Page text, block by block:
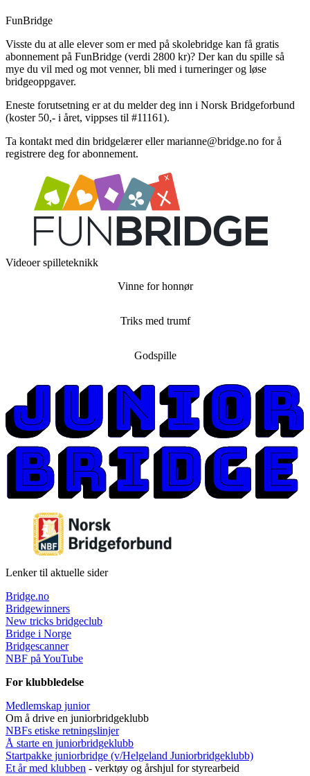
FunBridge
Visste du at alle elever som er med på skolebridge kan få gratis
abonnement på FunBridge (verdi 2800 kr)? Der kan du spille så
mye du vil med og mot venner, bli med i turneringer og løse
bridgeoppgaver.
Eneste forutsetning er at du melder deg inn i Norsk Bridgeforbund
(koster 50,- i året, vippses til #11161).
Ta kontakt med din bridgelærer eller marianne@bridge.no for å
registrere deg for abonnement.
Videoer spilleteknikk
Vinne for honnør
Triks med trumf
Godspille
Lenker til aktuelle sider
Bridge.no
Bridgewinners
New tricks bridgeclub
Bridge i Norge
Bridgescanner
NBF på YouTube
For klubbledelse
Medlemskap junior
Om å drive en juniorbridgeklubb
NBFs etiske retningslinjer
Å starte en juniorbridgeklubb
Startpakke juniorbridge (v/Helgeland Juniorbridgeklubb)
Et år med klubben - verktøy og årshjul for styrearbeid